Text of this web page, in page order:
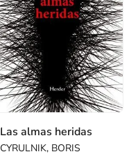
Las almas heridas
CYRULNIK, BORIS